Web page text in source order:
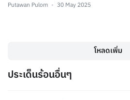
Putawan Pulom 30 May 2025
โหลดเพิ่ม
ประเด็นร้อนอื่นๆ